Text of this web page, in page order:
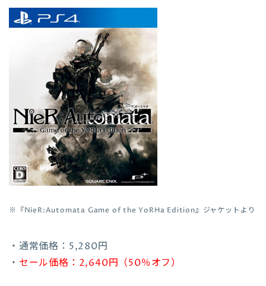
※『NieR:Automata Game of the YoRHa Edition』ジャケットより
・通常価格：5,280円
・ セール価格：2,640円（50％オフ）